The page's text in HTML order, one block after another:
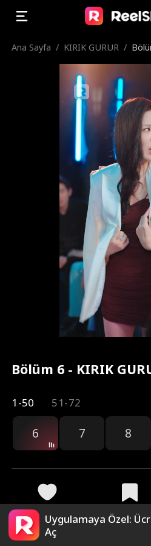
Ana Sayfa / KIRIK GURUR /
Bölüm 6 - KIRIK
1-50 51-72
6 7 8
203 1.7k
Uygulamaya Özel:
Aç